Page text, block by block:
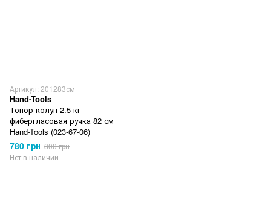
Артикул: 201283см
Hand-Tools
Топор-колун 2.5 кг
фибергласовая ручка 82 см
Hand-Tools (023-67-06)
780 грн 800 грн
Нет в наличии